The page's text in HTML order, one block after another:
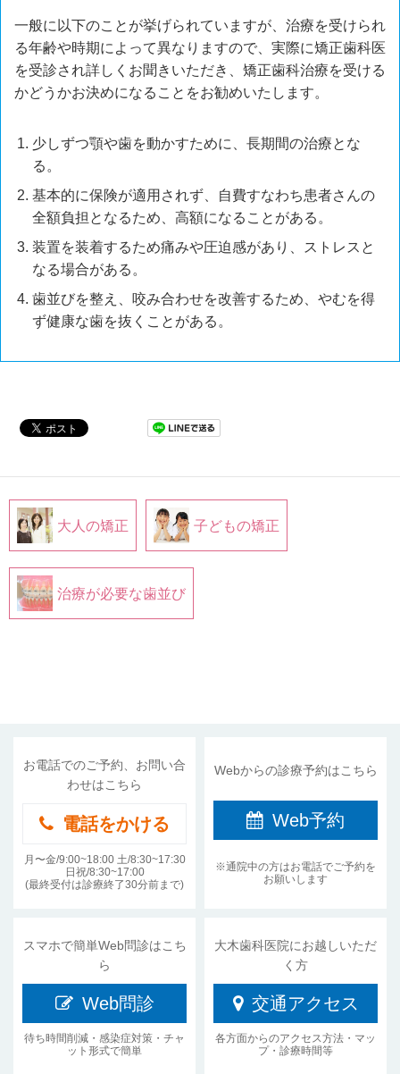
一般に以下のことが挙げられていますが、治療を受けられ
る年齢や時期によって異なりますので、実際に矯正歯科医
を受診され詳しくお聞きいただき、矯正歯科治療を受ける
かどうかお決めになることをお勧めいたします。
少しずつ顎や歯を動かすために、長期間の治療とな
る。
基本的に保険が適用されず、自費すなわち患者さんの
全額負担となるため、高額になることがある。
装置を装着するため痛みや圧迫感があり、ストレスと
なる場合がある。
歯並びを整え、咬み合わせを改善するため、やむを得
ず健康な歯を抜くことがある。
大人の矯正 子どもの矯正
治療が必要な歯並び
お電話でのご予約、お問い合
わせはこちら
電話をかける
月〜金/9:00~18:00 土/8:30~17:30
日祝/8:30~17:00
(最終受付は診療終了30分前まで)
Webからの診療予約はこちら
Web予約
※通院中の方はお電話でご予約を
お願いします
スマホで簡単Web問診はこち
ら
Web問診
待ち時間削減・感染症対策・チャ
ット形式で簡単
大木歯科医院にお越しいただ
く方
交通アクセス
各方面からのアクセス方法・マッ
プ・診療時間等